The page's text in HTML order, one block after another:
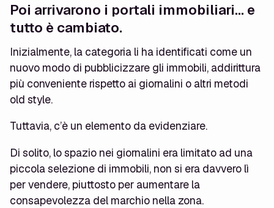
Poi arrivarono i portali immobiliari… e
tutto è cambiato.
Inizialmente, la categoria li ha identificati come un
nuovo modo di pubblicizzare gli immobili, addirittura
più conveniente rispetto ai giornalini o altri metodi
old style.
Tuttavia, c’è un elemento da evidenziare.
Di solito, lo spazio nei giornalini era limitato ad una
piccola selezione di immobili, non si era davvero lì
per vendere, piuttosto per aumentare la
consapevolezza del marchio nella zona.